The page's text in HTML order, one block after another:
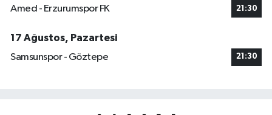
Amed - Erzurumspor FK 21:30
17 Ağustos, Pazartesi
Samsunspor - Göztepe
21:30